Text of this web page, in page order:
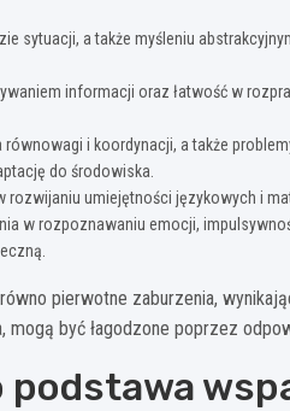
sytuacji, a także myśleniu
informacji oraz łatwość w
równowagi i koordynacji, a także
do środowiska.
rozwijaniu umiejętności językowych i
w rozpoznawaniu emocji,
pierwotne zaburzenia,
być łagodzone poprzez
podstawa